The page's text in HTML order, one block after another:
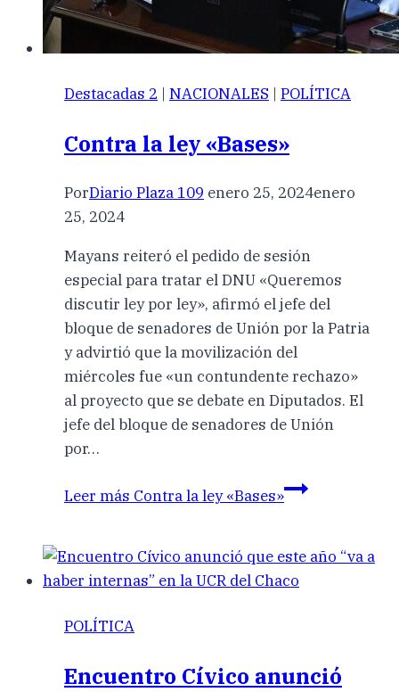
Destacadas 2 | NACIONALES | POLÍTICA
Contra la ley «Bases»
PorDiario Plaza 109 enero 25, 2024enero
25, 2024
Mayans reiteró el pedido de sesión
especial para tratar el DNU «Queremos
discutir ley por ley», afirmó el jefe del
bloque de senadores de Unión por la Patria
y advirtió que la movilización del
miércoles fue «un contundente rechazo»
al proyecto que se debate en Diputados. El
jefe del bloque de senadores de Unión
por…
Leer más Contra la ley «Bases»
POLÍTICA
Encuentro Cívico anunció